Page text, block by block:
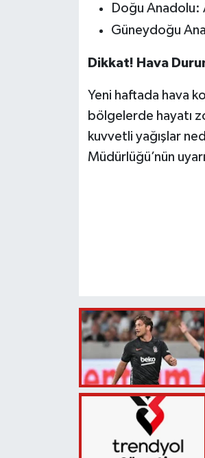
Doğu Anadolu:
Güneydoğu
Dikkat! Hava
Yeni haftada hava
bölgelerde hayatı
kuvvetli yağışlar
Müdürlüğü’nün